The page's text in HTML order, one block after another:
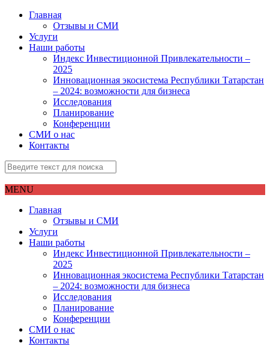
Главная
Отзывы и СМИ
Услуги
Наши работы
Индекс Инвестиционной Привлекательности –
2025
Инновационная экосистема Республики Татарстан
– 2024: возможности для бизнеса
Исследования
Планирование
Конференции
СМИ о нас
Контакты
MENU
Главная
Отзывы и СМИ
Услуги
Наши работы
Индекс Инвестиционной Привлекательности –
2025
Инновационная экосистема Республики Татарстан
– 2024: возможности для бизнеса
Исследования
Планирование
Конференции
СМИ о нас
Контакты